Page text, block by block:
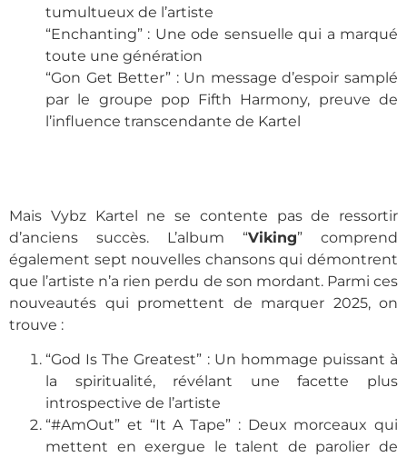
tumultueux de l’artiste
“Enchanting” : Une ode sensuelle qui a marqué
toute une génération
“Gon Get Better” : Un message d’espoir samplé
par le groupe pop Fifth Harmony, preuve de
l’influence transcendante de Kartel
Mais Vybz Kartel ne se contente pas de ressortir
d’anciens succès. L’album “Viking” comprend
également sept nouvelles chansons qui démontrent
que l’artiste n’a rien perdu de son mordant. Parmi ces
nouveautés qui promettent de marquer 2025, on
trouve :
“God Is The Greatest” : Un hommage puissant à
la spiritualité, révélant une facette plus
introspective de l’artiste
“#AmOut” et “It A Tape” : Deux morceaux qui
mettent en exergue le talent de parolier de